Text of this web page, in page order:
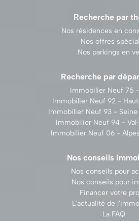
Recherche par
Nos résidences en
Nos offres
Nos parkings en
Recherche par
Immobilier Neuf 75
Immobilier Neuf 92 -
Immobilier Neuf 93 -
Immobilier Neuf 94 -
Immobilier Neuf 06 -
Nos conseils
Nos conseils pour
Nos conseils pour
Financer votre
L'actualité de
La FAQ